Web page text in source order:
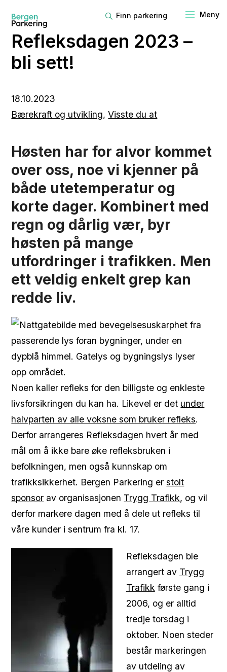
Finn parkering
Refleksdagen 2023 –
bli sett!
18.10.2023
Bærekraft og utvikling,Visste du at
Høsten har for alvor kommet
over oss, noe vi kjenner på
både utetemperatur og
korte dager. Kombinert med
regn og dårlig vær, byr
høsten på mange
utfordringer i trafikken. Men
ett veldig enkelt grep kan
redde liv.
Noen kaller refleks for den billigste og enkleste
livsforsikringen du kan ha. Likevel er det under
halvparten av alle voksne som bruker refleks.
Derfor arrangeres Refleksdagen hvert år med
mål om å ikke bare øke refleksbruken i
befolkningen, men også kunnskap om
trafikksikkerhet. Bergen Parkering erstolt
sponsor av organisasjonen Trygg Trafikk, og vil
derfor markere dagen med å dele ut refleks til
våre kunder i sentrum fra kl. 17.
Refleksdagen ble
arrangert av Trygg
Trafikk første gang i
2006, og er alltid
tredje torsdag i
oktober. Noen steder
består markeringen
av utdeling av